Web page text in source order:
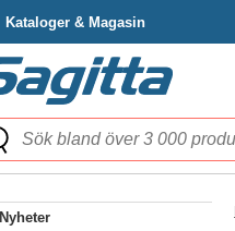
Kataloger & Magasin
Nyheter